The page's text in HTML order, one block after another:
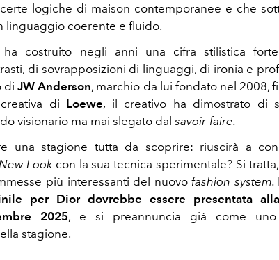
logiche di maison contemporanee e che
linguaggio coerente e fluido.
ha costruito negli anni una cifra stilistica
di sovrapposizioni di linguaggi, di ironia e
diJW Anderson, marchio da lui fondato nel 2008,
di Loewe, il creativo ha dimostrato di
visionario ma mai slegato dal savoir-faire.
una stagione tutta da scoprire: riuscirà a
New Look con la sua tecnica sperimentale? Si
più interessanti del nuovofashion system.
per Diordovrebbe essere presentata
2025, e si preannuncia già come
stagione.